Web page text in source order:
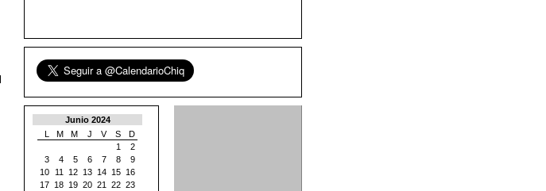
Junio 2024
L
M M J V S
D
1
2
3
4 5 6 7 8
9
10
11 12 13 14 15 16
17 18 19 20 21 22 23